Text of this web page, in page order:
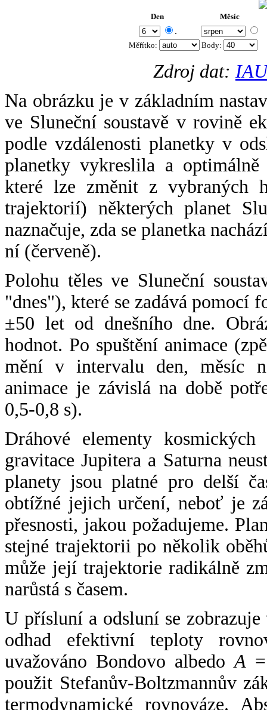
Den Měsíc
.
Měřítko: Body:
Zdroj dat:
Na obrázku je v základním
ve Sluneční soustavě v rovině
podle vzdálenosti planetky v
planetky vykreslila a
které lze změnit z vybraných
trajektorií) některých planet
naznačuje, zda se planetka
ní (červeně).
Polohu těles ve Sluneční
"dnes"), které se zadává pomocí
±50 let od dnešního dne.
hodnot. Po spuštění animace
mění v intervalu den, měsíc
animace je závislá na době
0,5-0,8 s).
Dráhové elementy
gravitace Jupitera a Saturna
planety jsou platné pro delší
obtížné jejich určení, neboť je
přesnosti, jakou požadujeme.
stejné trajektorii po několik
může její trajektorie radikálně
narůstá s časem.
U přísluní a odsluní se
odhad efektivní teploty
uvažováno Bondovo albedoA
použit Stefanův-Boltzmannův
termodynamické rovnováze.